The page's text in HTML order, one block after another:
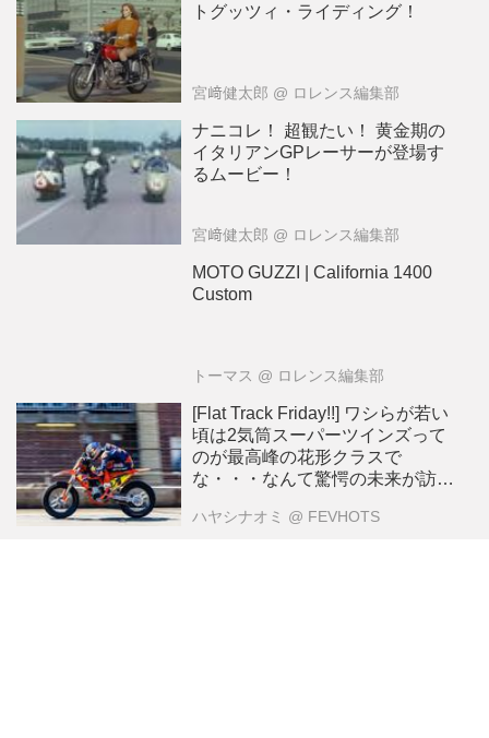
トグッツィ・ライディング！
宮﨑健太郎 @ ロレンス編集部
ナニコレ！ 超観たい！ 黄金期の
イタリアンGPレーサーが登場す
るムービー！
宮﨑健太郎 @ ロレンス編集部
MOTO GUZZI | California 1400
Custom
トーマス @ ロレンス編集部
[Flat Track Friday!!] ワシらが若い
頃は2気筒スーパーツインズって
のが最高峰の花形クラスで
な・・・なんて驚愕の未来が訪れ
ハヤシナオミ @ FEVHOTS